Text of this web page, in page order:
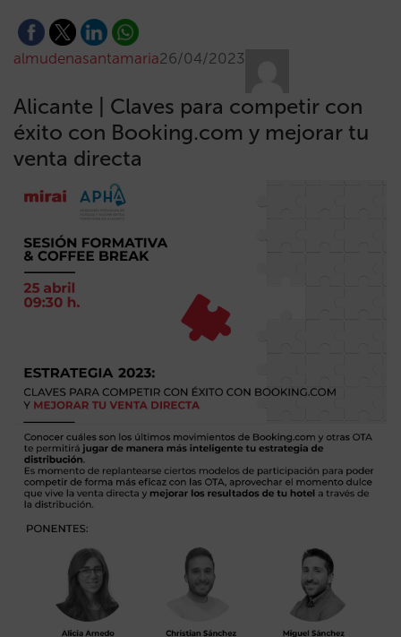
almudenasantamaria26/04/2023
Alicante | Claves para competir con
éxito con Booking.com y mejorar tu
venta directa